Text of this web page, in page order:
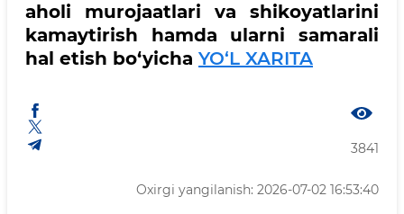
aholi murojaatlari va shikoyatlarini
kamaytirish hamda ularni samarali
hal etish bo‘yicha YO‘L XARITA
3841
Oxirgi yangilanish: 2026-07-02 16:53:40